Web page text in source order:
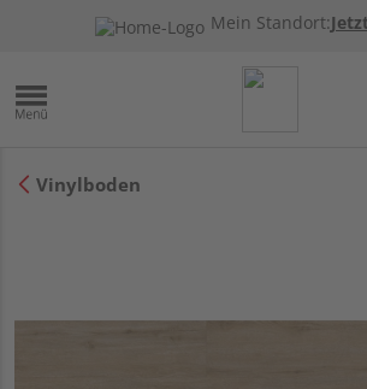
Mein Standort:
Vinylboden